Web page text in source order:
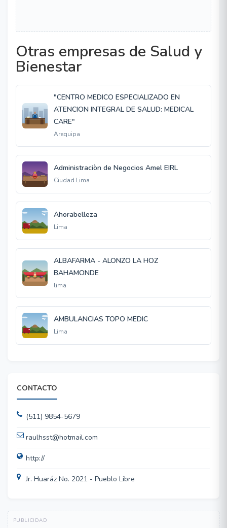
Otras empresas de Salud y
Bienestar
"CENTRO MEDICO ESPECIALIZADO EN
ATENCION INTEGRAL DE SALUD: MEDICAL
CARE"
Arequipa
Administraciòn de Negocios Amel EIRL
Ciudad Lima
Ahorabelleza
Lima
ALBAFARMA - ALONZO LA HOZ
BAHAMONDE
lima
AMBULANCIAS TOPO MEDIC
Lima
CONTACTO
(511) 9854-5679
raulhsst@hotmail.com
http://
Jr. Huaráz No. 2021 - Pueblo Libre